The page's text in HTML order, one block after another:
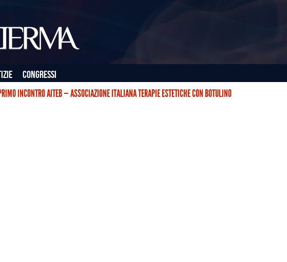
Congressi
INCONTRO AITEB — ASSOCIAZIONE ITALIANA TERAPIE ESTETICHE CON BOTULINO